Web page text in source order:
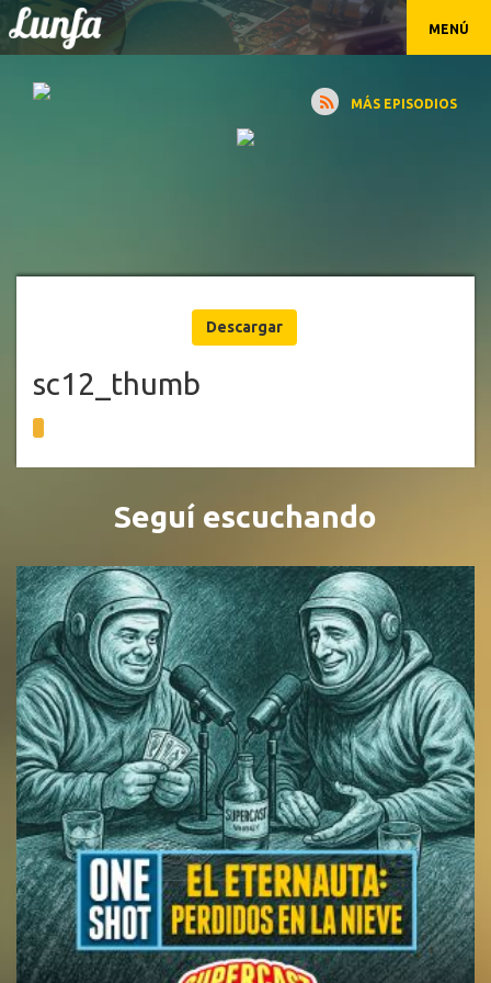
MENÚ
MÁS EPISODIOS
Descargar
sc12_thumb
Seguí escuchando